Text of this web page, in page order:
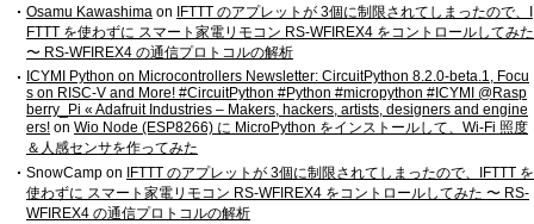
Osamu Kawashima on
IFTTT のアプレットが 3個に制限されてしまったので、I
FTTT を使わずに スマート家電リモコン RS-WFIREX4 をコントロールしてみた
〜 RS-WFIREX4 の通信プロトコルの解析
ICYMI Python on Microcontrollers Newsletter: CircuitPython 8.2.0-beta.1, Focu
s on RISC-V and More! #CircuitPython #Python #micropython #ICYMI @Rasp
berry_Pi « Adafruit Industries – Makers, hackers, artists, designers and engine
ers! on Wio Node (ESP8266) に MicroPython をインストールして、Wi-Fi 照度
＆人感センサを作ってみた
SnowCamp on
IFTTT のアプレットが 3個に制限されてしまったので、IFTTT を
使わずに スマート家電リモコン RS-WFIREX4 をコントロールしてみた 〜 RS-
WFIREX4 の通信プロトコルの解析